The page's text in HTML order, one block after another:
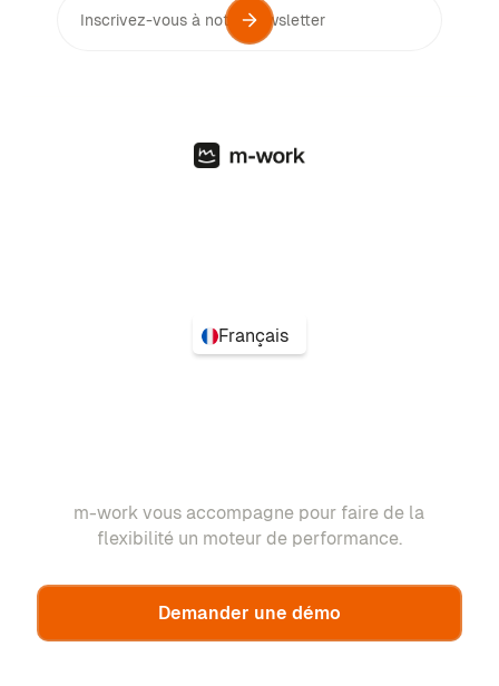
Français
m-work vous accompagne pour faire de la
flexibilité un moteur de performance.
Demander une démo